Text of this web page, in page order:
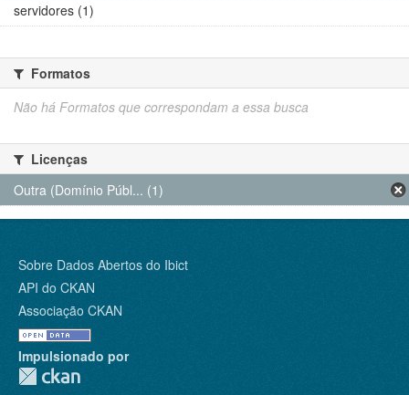
servidores (1)
Formatos
Não há Formatos que correspondam a essa busca
Licenças
Outra (Domínio Públ... (1)
Sobre Dados Abertos do Ibict
API do CKAN
Associação CKAN
Impulsionado por